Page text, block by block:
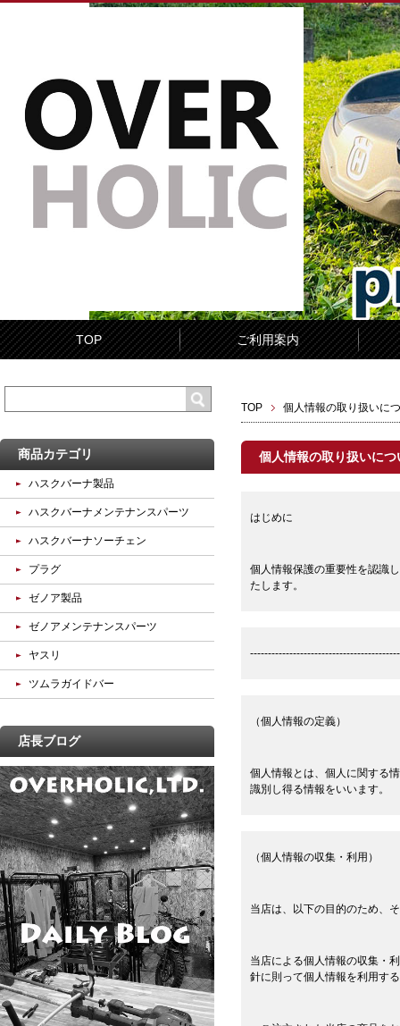
TOP ご利用案内
TOP 個人情報の取り扱いに
個人情報の取り扱いにつ
はじめに
個人情報保護の重要性を認識
たします。
（個人情報の定義）
個人情報とは、個人に関する
識別し得る情報をいいます。
（個人情報の収集・利用）
当店は、以下の目的のため、
当店による個人情報の収集・
針に則って個人情報を利用す
商品カテゴリ
ハスクバーナ製品
ハスクバーナメンテナンスパーツ
ハスクバーナソーチェン
プラグ
ゼノア製品
ゼノアメンテナンスパーツ
ヤスリ
ツムラガイドバー
店長ブログ